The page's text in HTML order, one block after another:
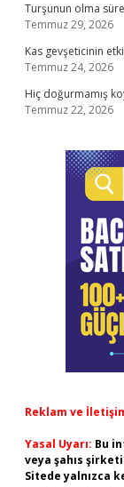
Turşunun olma
Temmuz 29, 2026
Kas gevşeticinin
Temmuz 24, 2026
Hiç doğurmamış
Temmuz 22, 2026
Reklam ve
Yasal Uyarı: Bu
veya şahıs
Sitede yalnızca